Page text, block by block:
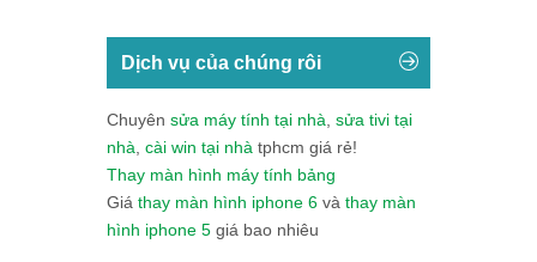
Dịch vụ của chúng rôi
Chuyên sửa máy tính tại nhà sửa tivi tại
nhà cài win tại nhà tphcm giá rẻ!
Thay màn hình máy tính bảng
Giá thay màn hình iphone 6 và thay màn
hình iphone 5 giá bao nhiêu